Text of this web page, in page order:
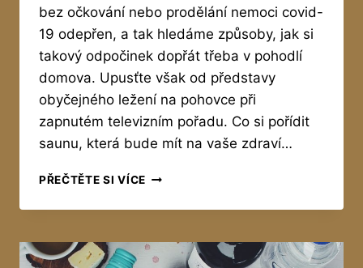
bez očkování nebo prodělání nemoci covid-
19 odepřen, a tak hledáme způsoby, jak si
takový odpočinek dopřát třeba v pohodlí
domova. Upusťte však od představy
obyčejného ležení na pohovce při
zapnutém televizním pořadu. Co si pořídit
saunu, která bude mít na vaše zdraví…
PŘEČTĚTE SI VÍCEJAK
SAUNU